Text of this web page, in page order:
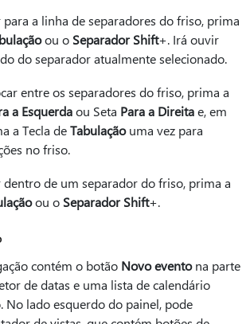
para a linha de separadores do friso, prima
ou o Separador Shift+. Irá ouvir
do separador atualmente selecionado.
entre os separadores do friso, prima a
a Esquerdaou Seta Para a Direitae, em
a Tecla deTabulaçãouma vez para
no friso.
dentro de um separador do friso, prima a
ou o Separador Shift+.
contém o botão Novo eventona parte
de datas e uma lista de calendário
No lado esquerdo do painel, pode